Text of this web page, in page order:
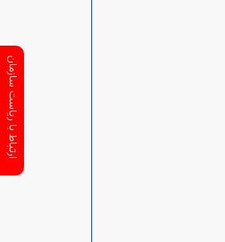
ارتباط با ریاست سازمان